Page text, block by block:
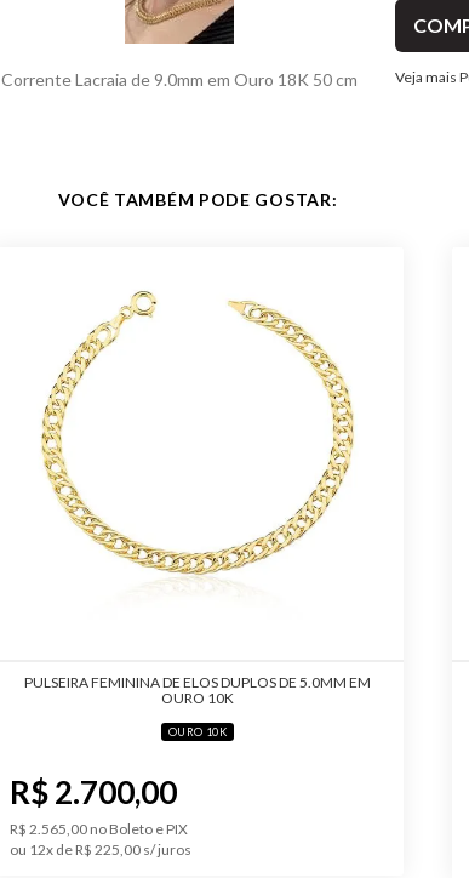
Corrente Lacraia de 9.0mm em Ouro 18K 50 cm Veja mais
VOCÊ TAMBÉM PODE GOSTAR:
PULSEIRA FEMININA DE ELOS DUPLOS DE 5.0MM EM
OURO 10K
OURO 10K
R$ 2.700,00
R$ 2.565,00 no Boleto e PIX
ou 12x de R$ 225,00